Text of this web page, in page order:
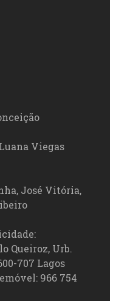
Viegas
José Vitória,
Queiroz, Urb.
707 Lagos
966 754